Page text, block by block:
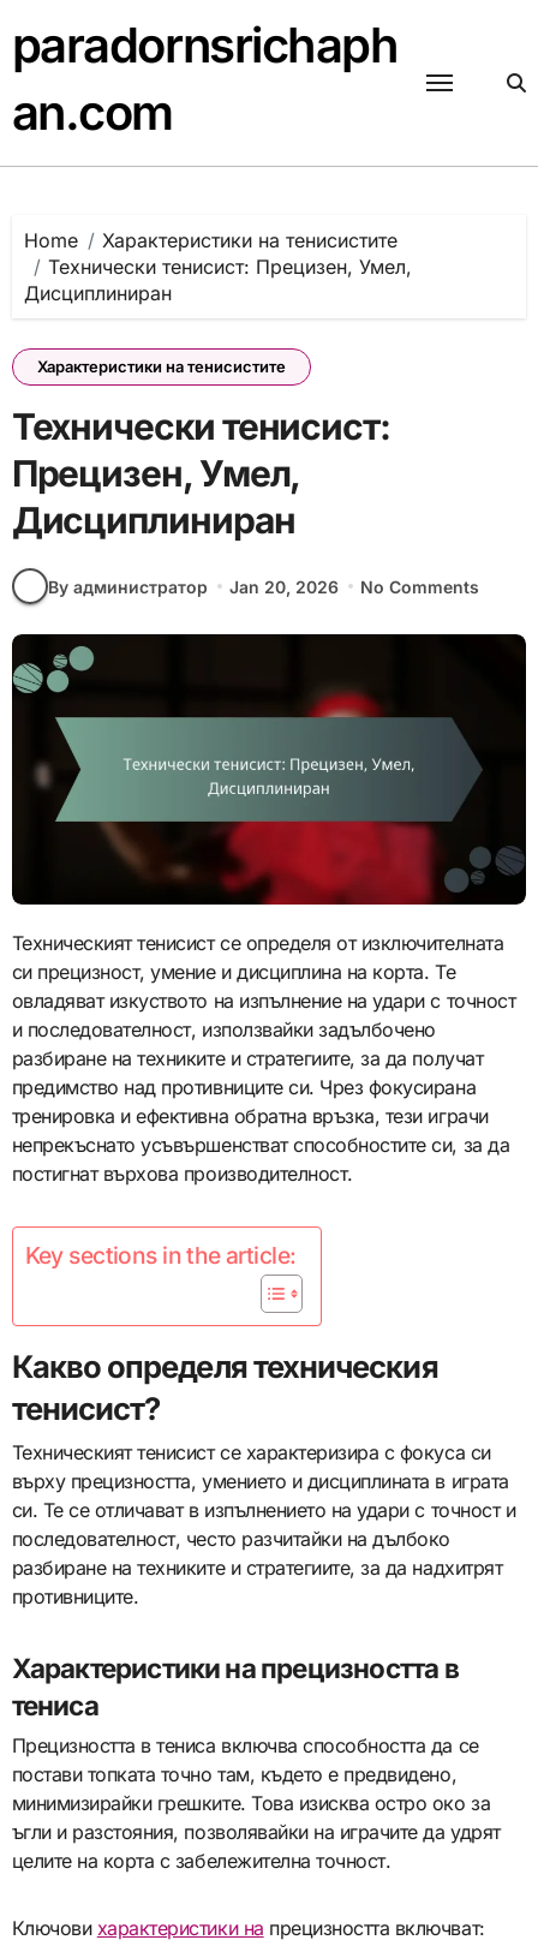
to
content
paradornsrichaph
an.com
Home
Характеристики на тенисистите
Технически тенисист: Прецизен, Умел,
Дисциплиниран
Характеристики на тенисистите
Технически тенисист:
Прецизен, Умел,
Дисциплиниран
By администратор Jan 20, 2026 No Comments
Техническият тенисист се определя от изключителната
си прецизност, умение и дисциплина на корта. Те
овладяват изкуството на изпълнение на удари с точност
и последователност, използвайки задълбочено
разбиране на техниките и стратегиите, за да получат
предимство над противниците си. Чрез фокусирана
тренировка и ефективна обратна връзка, тези играчи
непрекъснато усъвършенстват способностите си, за да
постигнат върхова производителност.
Key sections in the article:
Какво определя техническия
тенисист?
Техническият тенисист се характеризира с фокуса си
върху прецизността, умението и дисциплината в играта
си. Те се отличават в изпълнението на удари с точност и
последователност, често разчитайки на дълбоко
разбиране на техниките и стратегиите, за да надхитрят
противниците.
Характеристики на прецизността в
тениса
Прецизността в тениса включва способността да се
постави топката точно там, където е предвидено,
минимизирайки грешките. Това изисква остро око за
ъгли и разстояния, позволявайки на играчите да удрят
целите на корта с забележителна точност.
Ключови характеристики на прецизността включват: